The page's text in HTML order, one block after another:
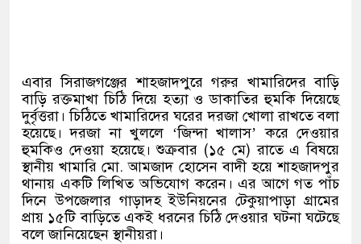
এবার সিরাজগঞ্জের শাহজাদপুরে গরুর খামারিদের বাড়ি
বাড়ি রক্তমাখা চিঠি দিয়ে হত্যা ও ডাকাতির হুমকি দিয়েছে
দুর্বৃত্তরা। চিঠিতে খামারিদের ঘরের দরজা খোলা রাখতে বলা
হয়েছে। দরজা না খুললে‘জিন্দা খালাস’করে দেওয়ার
হুমকিও দেওয়া হয়েছে। শুক্রবার (১৫ মে)রাতে এ বিষয়ে
স্থানীয় খামারি মো.আমজাদ হোসেন বাদী হয়ে শাহজাদপুর
থানায় একটি লিখিত অভিযোগ করেন। এর আগে গত পাঁচ
দিনে উপজেলার গাড়াদহ ইউনিয়নের টেকুয়াপাড়া গ্রামের
প্রায় ১৫টি বাড়িতে একই ধরনের চিঠি দেওয়ার ঘটনা ঘটেছে
বলে জানিয়েছেন স্থানীয়রা।